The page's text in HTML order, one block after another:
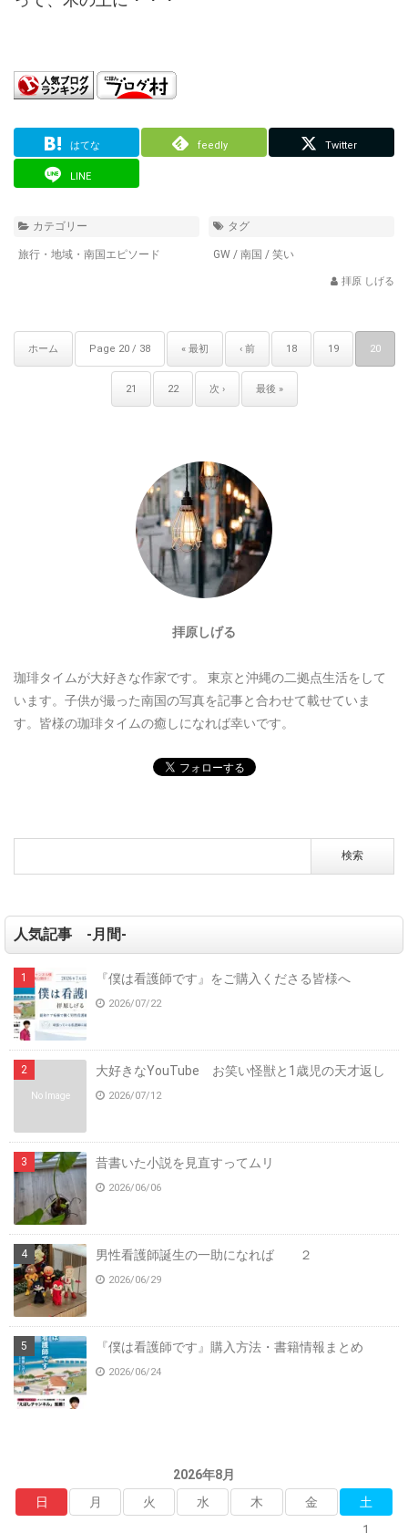
はてな feedly Twitter
LINE
カテゴリー
旅行・地域・南国エピソード
タグ
GW / 南国 / 笑い
拝原 しげる
ホーム Page 20 / 38 « 最初 ‹ 前 18 19 20
21 22 次 › 最後 »
拝原しげる
珈琲タイムが大好きな作家です。
東京と沖縄の二拠点生活をして
います。子供が撮った南国の写真を記事と合わせて載せていま
す。皆様の珈琲タイムの癒しになれば幸いです。
人気記事 -月間-
『僕は看護師です』をご購入くださる皆様へ
2026/07/22
No Image
大好きなYouTube お笑い怪獣と1歳児の天才返し
2026/07/12
昔書いた小説を見直すってムリ
2026/06/06
男性看護師誕生の一助になれば ２
2026/06/29
『僕は看護師です』購入方法・書籍情報まとめ
2026/06/24
2026年8月
日
月 火 水 木 金
土